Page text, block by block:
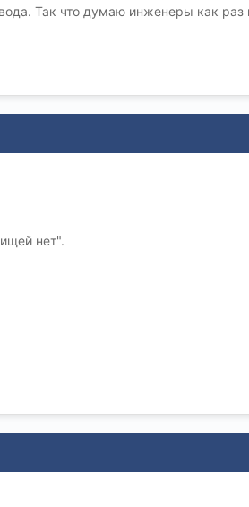
Так что думаю инженеры как раз
нет".